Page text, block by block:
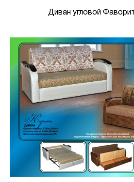
Диван угловой